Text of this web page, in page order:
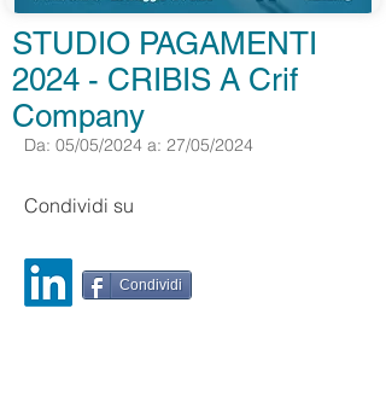
STUDIO PAGAMENTI
2024 - CRIBIS A Crif
Company
Da: 05/05/2024 a: 27/05/2024
Condividi su
Condividi